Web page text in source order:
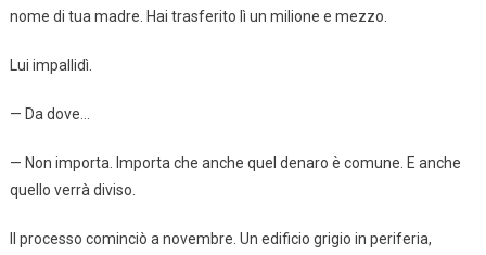
nome di tua madre. Hai trasferito lì un milione e mezzo.
Lui impallidì.
— Da dove…
— Non importa. Importa che anche quel denaro è comune. E anche
quello verrà diviso.
Il processo cominciò a novembre. Un edificio grigio in periferia,